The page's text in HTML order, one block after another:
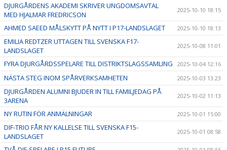
DJURGÅRDENS AKADEMI SKRIVER UNGDOMSAVTAL
MED HJALMAR FREDRICSON
2025-10-10 18:15
AHMED SAEED MÅLSKYTT PÅ NYTT I P17-LANDSLAGET 2025-10-10 18:13
EMILIA REDTZER UTTAGEN TILL SVENSKA F17-
LANDSLAGET
2025-10-08 11:01
FYRA DJURGÅRDSSPELARE TILL DISTRIKTSLAGSSAMLING 2025-10-04 12:16
NÄSTA STEG INOM SPÅRVERKSAMHETEN 2025-10-03 13:23
DJURGÅRDEN ALUMNI BJUDER IN TILL FAMILJEDAG PÅ
3ARENA
2025-10-02 11:13
NY RUTIN FÖR ANMÄLNINGAR 2025-10-01 15:00
DIF-TRIO FÅR NY KALLELSE TILL SVENSKA F15-
LANDSLAGET
2025-10-01 08:58